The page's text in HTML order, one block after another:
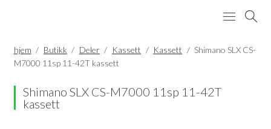
BUTIKK
VERKSTED
OM OSS
KONTAKT
hjem / Butikk / Deler / Kassett / Kassett / Shimano SLX CS-
M7000 11sp 11-42T kassett
Shimano SLX CS-M7000 11sp 11-42T
kassett